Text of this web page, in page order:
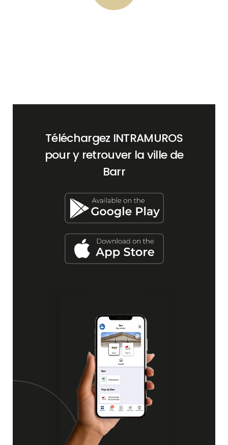
Téléchargez INTRAMUROS
pour y retrouver la ville de
Barr